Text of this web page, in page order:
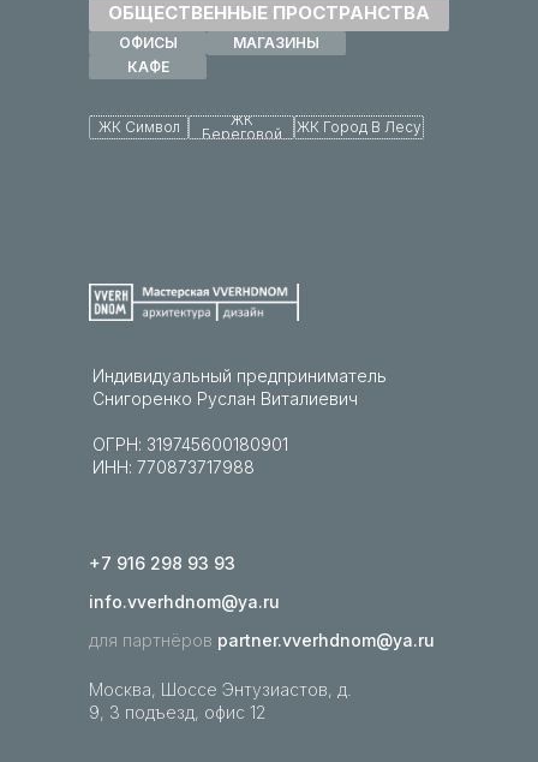
ОБЩЕСТВЕННЫЕ ПРОСТРАНСТВА
ОФИСЫ
МАГАЗИНЫ
КАФЕ
ЖК Символ
ЖК
Береговой
ЖК Город В Лесу
Индивидуальный предприниматель
Снигоренко Руслан Виталиевич
ОГРН: 319745600180901
ИНН: 770873717988
Москва, Шоссе Энтузиастов, д.
9, 3 подъезд, офис 12
+7 916 298 93 93
info.vverhdnom@ya.ru
для партнёров partner.vverhdnom@ya.ru